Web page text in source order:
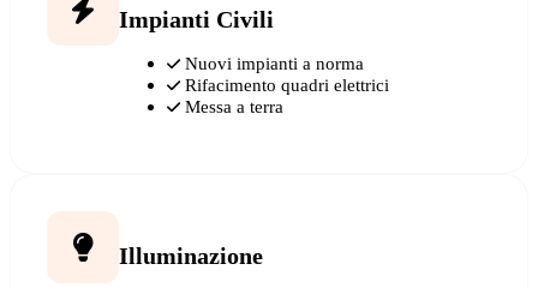
Impianti Civili
Nuovi impianti a norma
Rifacimento quadri elettrici
Messa a terra
Illuminazione